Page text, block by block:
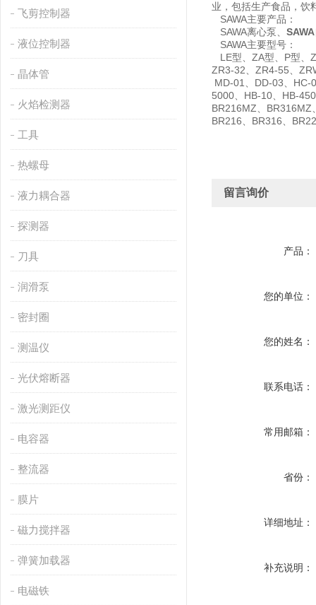
飞剪控制器
液位控制器
晶体管
火焰检测器
工具
热螺母
液力耦合器
探测器
刀具
润滑泵
密封圈
测温仪
光伏熔断器
激光测距仪
电容器
整流器
膜片
磁力搅拌器
弹簧加载器
电磁铁
业，包括生产食品，饮
SAWA主要产品：
SAWA离心泵、
SAWA主要型号：
LE型、ZA型、P型、
ZR3-32、ZR4-55、
MD-01、DD-03、HC-
5000、HB-10、HB-
BR216MZ、BR316MZ
BR216、BR316、
留言询价
产品：
您的单位：
您的姓名：
联系电话：
常用邮箱：
省份：
详细地址：
补充说明：